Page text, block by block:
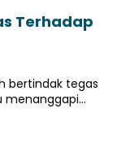
Terhadap
bertindak tegas
menanggapi…